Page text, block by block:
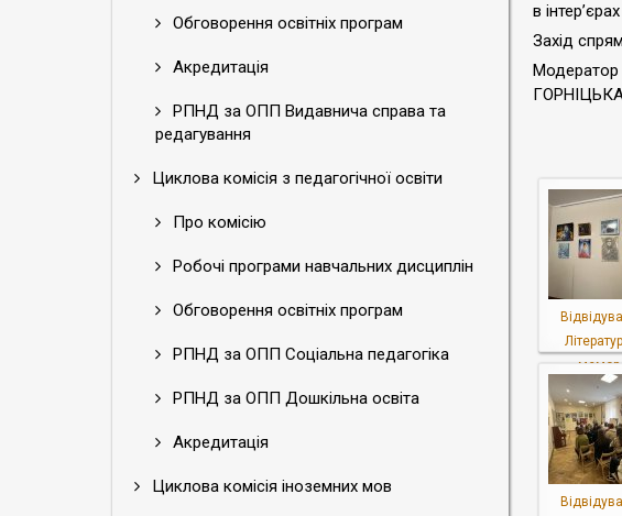
Обговорення освітніх програм
Акредитація
РПНД за ОПП Видавнича справа та
редагування
Циклова комісія з педагогічної освіти
Про комісію
Робочі програми навчальних дисциплін
Обговорення освітніх програм
РПНД за ОПП Соціальна педагогіка
РПНД за ОПП Дошкільна освіта
Акредитація
Циклова комісія іноземних мов
в
Захід
Модератор
мемор...